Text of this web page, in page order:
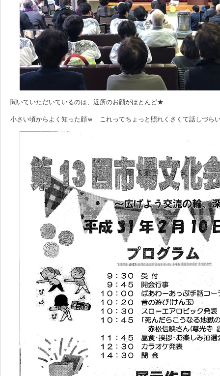
聞いていただいているのは、近所のお顔がほとんど★
小さい頃からよく知った顔ｗ これってちょっと照れくさくて話しづら